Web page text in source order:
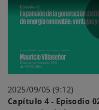
2025/09/05 (9:12)
Capítulo 4 - Episodio